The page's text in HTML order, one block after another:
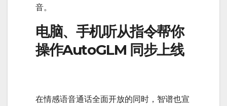
音。
电脑、手机听从指令帮你
操作AutoGLM 同步上线
在情感语音通话全面开放的同时，智谱也宣